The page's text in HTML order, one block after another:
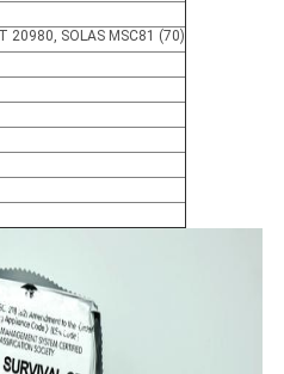
20980, SOLAS MSC81 (70)